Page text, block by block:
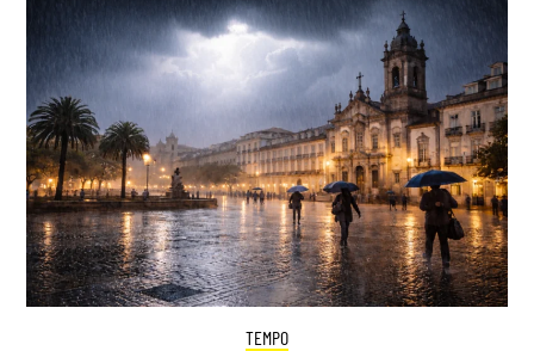
TEMPO